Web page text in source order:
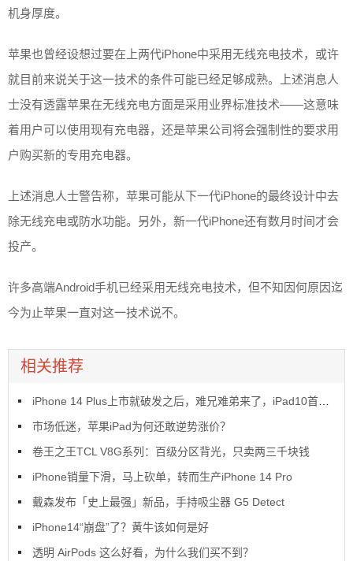
机身厚度。
苹果也曾经设想过要在上两代iPhone中采用无线充电技术，或许
就目前来说关于这一技术的条件可能已经足够成熟。上述消息人
士没有透露苹果在无线充电方面是采用业界标准技术——这意味
着用户可以使用现有充电器，还是苹果公司将会强制性的要求用
户购买新的专用充电器。
上述消息人士警告称，苹果可能从下一代iPhone的最终设计中去
除无线充电或防水功能。另外，新一代iPhone还有数月时间才会
投产。
许多高端Android手机已经采用无线充电技术，但不知因何原因迄
今为止苹果一直对这一技术说不。
相关推荐
iPhone 14 Plus上市就破发之后，难兄难弟来了，iPad10首销也破发了
市场低迷，苹果iPad为何还敢逆势涨价？
卷王之王TCL V8G系列：百级分区背光，只卖两三千块钱
iPhone销量下滑，马上砍单，转而生产iPhone 14 Pro
戴森发布「史上最强」新品，手持吸尘器 G5 Detect
iPhone14“崩盘”了？黄牛该如何是好
透明 AirPods 这么好看，为什么我们买不到？